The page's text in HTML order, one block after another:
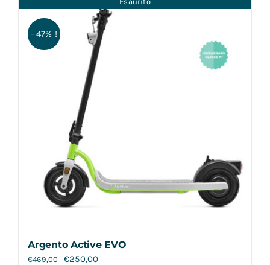
- 47% !
Argento Active EVO
€469,00 €250,00